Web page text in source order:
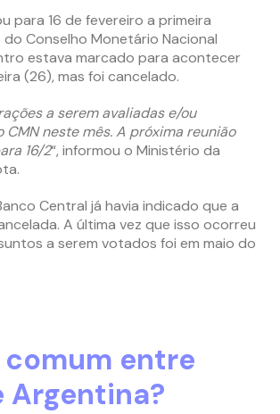
para 16 de fevereiro a primeira
Conselho Monetário Nacional
estava marcado para acontecer
(26), mas foi cancelado.
a serem avaliadas e/ou
CMN neste mês. A próxima reunião
16/2“, informou o Ministério da
Central já havia indicado que a
A última vez que isso ocorreu
a serem votados foi em maio do
comum entre
Argentina?